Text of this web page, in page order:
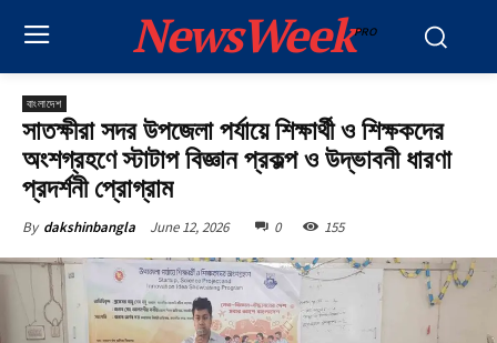
NewsWeekPRO
বাংলাদেশ
সাতক্ষীরা সদর উপজেলা পর্যায়ে শিক্ষার্থী ও শিক্ষকদের
অংশগ্রহণে স্টাটাপ বিজ্ঞান প্রকল্প ও উদ্ভাবনী ধারণা
প্রদর্শনী প্রোগ্রাম
By dakshinbangla June 12, 2026 0 155